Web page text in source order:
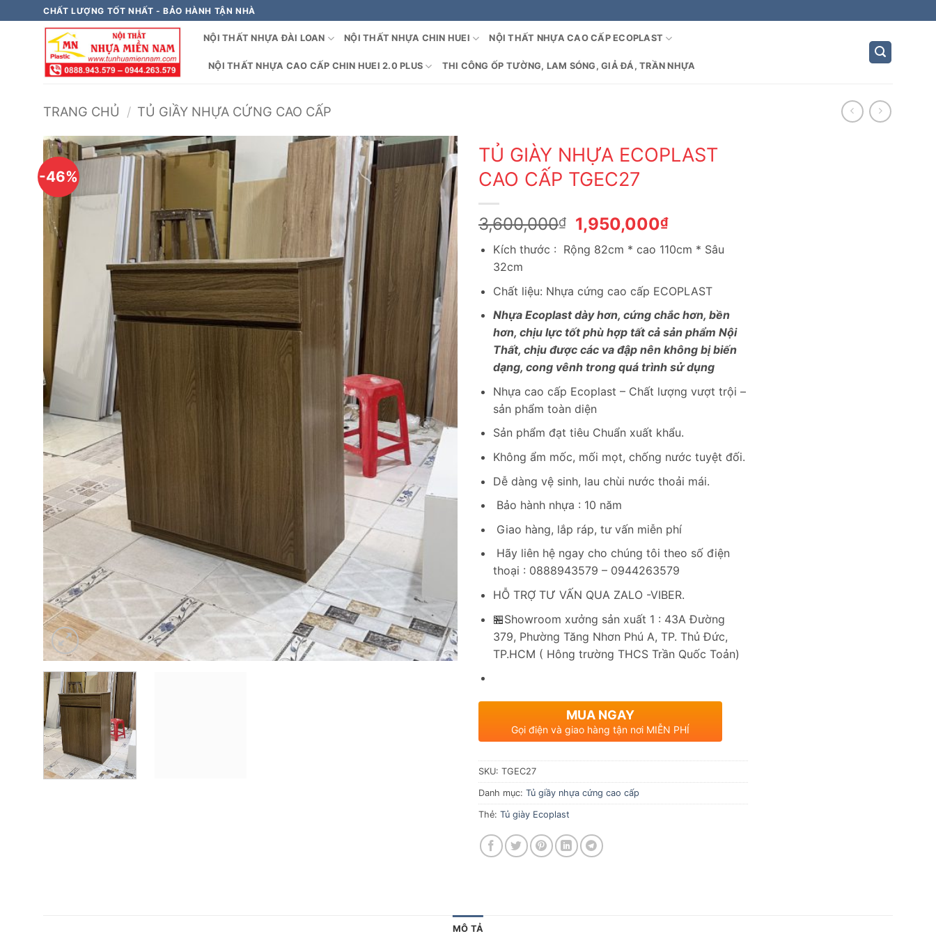
qua
CHẤT LƯỢNG TỐT NHẤT - BẢO HÀNH TẬN NHÀ
NỘI THẤT NHỰA ĐÀI LOAN NỘI THẤT NHỰA CHIN HUEI NỘI THẤT NHỰA CAO CẤP ECOPLAST
NỘI THẤT NHỰA CAO CẤP CHIN HUEI 2.0 PLUS THI CÔNG ỐP TƯỜNG, LAM SÓNG, GIẢ ĐÁ, TRẦN NHỰA
TRANG CHỦ / TỦ GIẦY NHỰA CỨNG CAO CẤP
-46%
TỦ GIÀY NHỰA ECOPLAST
CAO CẤP TGEC27
3,600,000₫
Giá
gốc
là:
1,950,000₫Giá
hiện
tại
1,950,000₫.
Kích thước : Rộng 82cm * cao 110cm * Sâu
32cm
Chất liệu: Nhựa cứng cao cấp ECOPLAST
Nhựa Ecoplast dày hơn, cứng chắc hơn, bền
hơn, chịu lực tốt phù hợp tất cả sản phẩm Nội
Thất, chịu được các va đập nên không bị biến
dạng, cong vênh trong quá trình sử dụng
Nhựa cao cấp Ecoplast – Chất lượng vượt trội –
sản phẩm toàn diện
Sản phẩm đạt tiêu Chuẩn xuất khẩu.
Không ẩm mốc, mối mọt, chống nước tuyệt đối.
Dễ dàng vệ sinh, lau chùi nước thoải mái.
Bảo hành nhựa : 10 năm
Giao hàng, lắp ráp, tư vấn miễn phí
Hãy liên hệ ngay cho chúng tôi theo số điện
thoại : 0888943579 – 0944263579
HỖ TRỢ TƯ VẤN QUA ZALO -VIBER.
🏪Showroom xưởng sản xuất 1 : 43A Đường
379, Phường Tăng Nhơn Phú A, TP. Thủ Đức,
TP.HCM ( Hông trường THCS Trần Quốc Toản)
MUA NGAY
Gọi điện và giao hàng tận nơi MIỄN PHÍ
SKU: TGEC27
Danh mục: Tủ giầy nhựa cứng cao cấp
Thẻ: Tủ giày Ecoplast
MÔ TẢ